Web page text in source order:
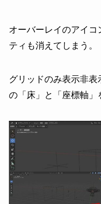
オーバーレイのアイ
ティも消えてしまう。
グリッドのみ表示非
の「床」と「座標軸」